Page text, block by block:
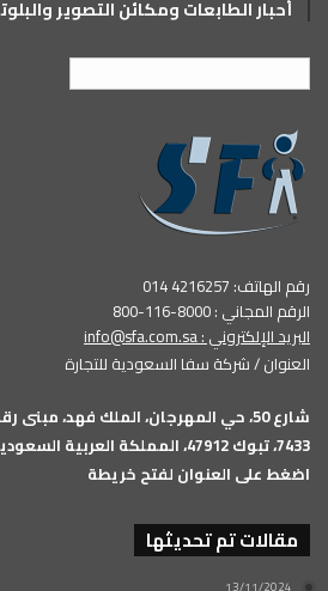
أحبار الطابعات ومكائن التصوير
رقم الهاتف: 4216257 014
الرقم المجاني : 8000-116-800
البريد الإلكتروني :info@sfa.com.sa
العنوان / شركة سفا السعودية للتجارة
7433، تبوك 47912، المملكة العربية السعودية
اضغط على العنوان لفتح خريطة
مقالات تم تحديثها
13/11/2024